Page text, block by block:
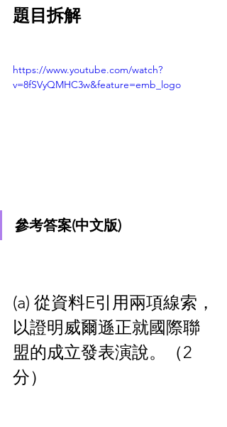
題目拆解
https://www.youtube.com/watch?
v=8fSVyQMHC3w&feature=emb_logo
參考答案(中文版)
(a) 從資料E引用兩項線索，
以證明威爾遜正就國際聯
盟的成立發表演說。（2
分）